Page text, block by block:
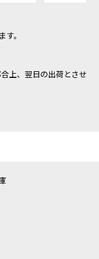
。
上、翌日の出荷とさせ